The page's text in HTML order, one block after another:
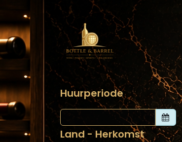
Home
Huurperiode
Land - Herkomst